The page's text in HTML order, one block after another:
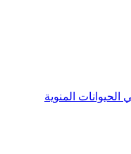
الحيوانات المنوية